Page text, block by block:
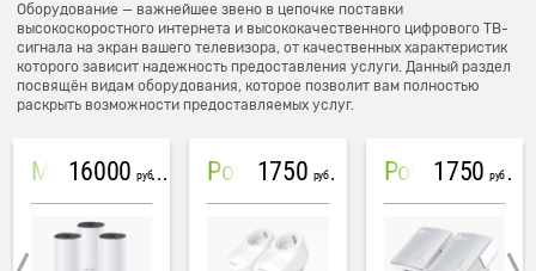
Оборудование — важнейшее звено в цепочке поставки
высокоскоростного интернета и высококачественного цифрового ТВ-
сигнала на экран вашего телевизора, от качественных характеристик
которого зависит надежность предоставления услуги. Данный раздел
посвящён видам оборудования, которое позволит вам полностью
раскрыть возможности предоставляемых услуг.
Mesh система TP-Link Deco M4 (3 устройства)
16000 руб PowerLine Tenda PH6
1750 руб PowerLine TP-Link AV600
1750 руб